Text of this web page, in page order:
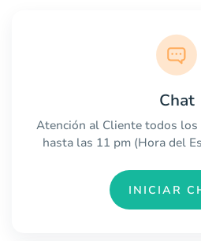
Chat
Atención al Cliente todos los
hasta las 11 pm (Hora del
INICIAR